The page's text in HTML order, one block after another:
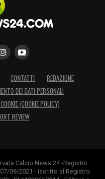
CONTATTI
REDAZIONE
DEI DATI PERSONALI
(COOKIE POLICY)
REVIEW
Calcio News 24 -Registro
09/2021 - Iscritto al Registro